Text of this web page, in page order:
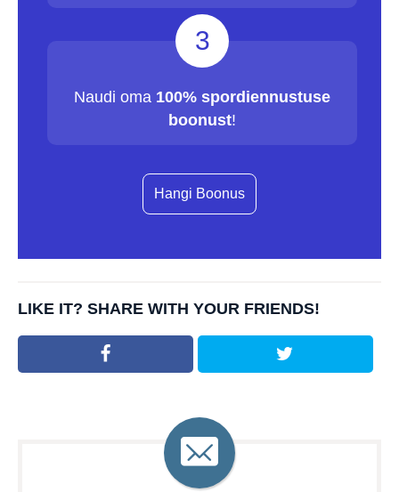
3
Naudi oma 100% spordiennustuse
boonust!
Hangi Boonus
LIKE IT? SHARE WITH YOUR FRIENDS!